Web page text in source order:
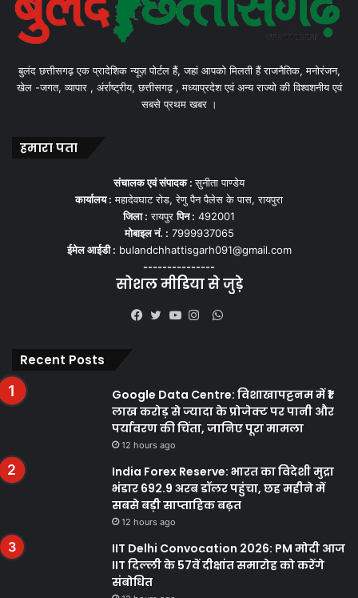
बुलंद छत्तीसगढ़ एक प्रादेशिक न्यूज़ पोर्टल हैं, जहां आपको मिलती हैं राजनैतिक, मनोरंजन,
खेल -जगत, व्यापार , अंर्राष्ट्रीय, छत्तीसगढ़ , मध्याप्रदेश एवं अन्य राज्यो की विश्वशनीय एवं
सबसे प्रथम खबर ।
हमारा पता
संचालक एवं संपादक :सुनीता पाण्डेय
कार्यालय : महादेवघाट रोड, रेणु पैन पैलेस के पास, रायपुरा
जिला : रायपुरपिन : 492001
मोबाइल नं. : 7999937065
ईमेल आईडी : bulandchhattisgarh091@gmail.com
---------------
सोशल मीडिया से जुड़े
WhatsApp
Recent Posts
Google Data Centre: विशाखापट्टनम में ₹1
लाख करोड़ से ज्यादा के प्रोजेक्ट पर पानी और
पर्यावरण की चिंता, जानिए पूरा मामला
12 hours ago
India Forex Reserve: भारत का विदेशी मुद्रा
भंडार 692.9 अरब डॉलर पहुंचा, छह महीने में
सबसे बड़ी साप्ताहिक बढ़त
12 hours ago
IIT Delhi Convocation 2026: PM मोदी आज
IIT दिल्ली के 57वें दीक्षांत समारोह को करेंगे
संबोधित